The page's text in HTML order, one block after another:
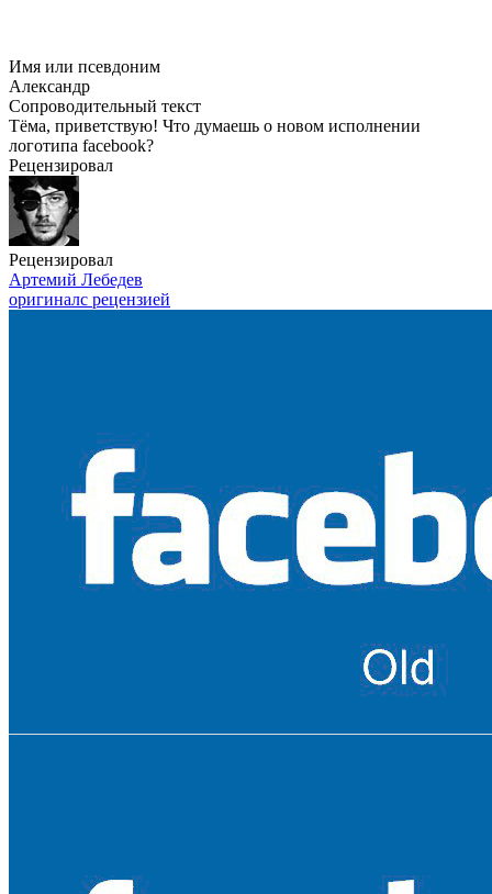
Имя или псевдоним
Александр
Сопроводительный текст
Тёма, приветствую! Что думаешь о новом исполнении
логотипа facebook?
Рецензировал
Рецензировал
Артемий Лебедев
оригиналс рецензией